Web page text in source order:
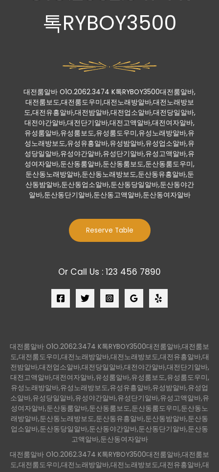
톡RYBOY3500
대전룸알바 O1O.2062.3474 K톡RYBOY3500대전룸알바,
대전룸보도,대전룸도우미,대전노래방알바,대전노래방보
도,대전유흥알바,대전밤알바,대전업소알바,대전당일알바,
대전야간알바,대전단기알바,대전고액알바,대전여자알바,
유성룸알바,유성룸보도,유성룸도우미,유성노래방알바,유
성노래방보도,유성유흥알바,유성밤알바,유성업소알바,유
성당일알바,유성야간알바,유성단기알바,유성고액알바,유
성여자알바,둔산동룸알바,둔산동룸보도,둔산동룸도우미,
둔산동노래방알바,둔산동노래방보도,둔산동유흥알바,둔
산동밤알바,둔산동업소알바,둔산동당일알바,둔산동야간
알바,둔산동단기알바,둔산동고액알바,둔산동여자알바
Reserve Table
Or Call Us : 123 456 7890
대전룸알바 O1O.2062.3474 K톡RYBOY3500대전룸알바,대전룸보
도,대전룸도우미,대전노래방알바,대전노래방보도,대전유흥알바,대
전밤알바,대전업소알바,대전당일알바,대전야간알바,대전단기알바,
대전고액알바,대전여자알바,유성룸알바,유성룸보도,유성룸도우미,
유성노래방알바,유성노래방보도,유성유흥알바,유성밤알바,유성업
소알바,유성당일알바,유성야간알바,유성단기알바,유성고액알바,유
성여자알바,둔산동룸알바,둔산동룸보도,둔산동룸도우미,둔산동노
래방알바,둔산동노래방보도,둔산동유흥알바,둔산동밤알바,둔산동
업소알바,둔산동당일알바,둔산동야간알바,둔산동단기알바,둔산동
고액알바,둔산동여자알바
대전룸알바 O1O.2062.3474 K톡RYBOY3500대전룸알바,대전룸보
도,대전룸도우미,대전노래방알바,대전노래방보도,대전유흥알바,대